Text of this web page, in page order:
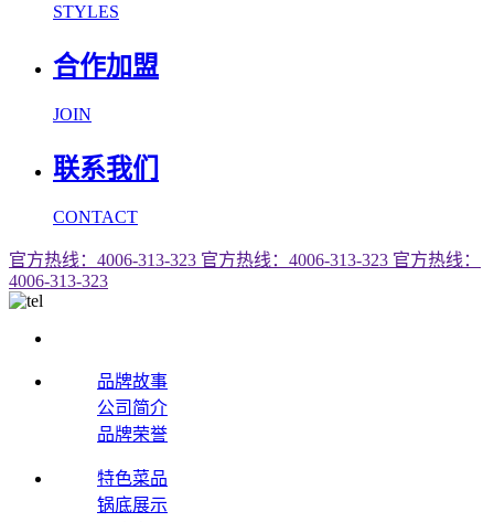
STYLES
合作加盟
JOIN
联系我们
CONTACT
官方热线：4006-313-323 官方热线：4006-313-323 官方热线：
4006-313-323
品牌故事
公司简介
品牌荣誉
特色菜品
锅底展示